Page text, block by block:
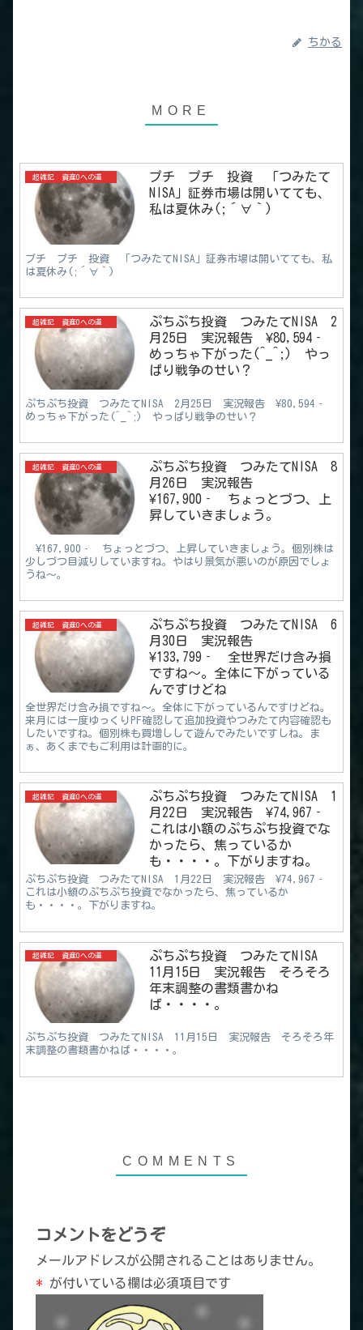
ちかる
超雑記 資産0への道
プチ プチ 投資 「つみたて
NISA」証券市場は開いてても、
私は夏休み(;´∀｀)
プチ プチ 投資 「つみたてNISA」証券市場は開いてても、私
は夏休み(;´∀｀)
超雑記 資産0への道
ぷちぷち投資 つみたてNISA 2
月25日 実況報告 ¥80,594‐
めっちゃ下がった(^_^;) やっ
ぱり戦争のせい？
ぷちぷち投資 つみたてNISA 2月25日 実況報告 ¥80,594‐
めっちゃ下がった(^_^;) やっぱり戦争のせい？
超雑記 資産0への道
ぷちぷち投資 つみたてNISA 8
月26日 実況報告
¥167,900‐ ちょっとづつ、上
昇していきましょう。
¥167,900‐ ちょっとづつ、上昇していきましょう。個別株は
少しづつ目減りしていますね。やはり景気が悪いのが原因でしょ
うね～。
超雑記 資産0への道
ぷちぷち投資 つみたてNISA 6
月30日 実況報告
¥133,799‐ 全世界だけ含み損
ですね～。全体に下がっている
んですけどね
全世界だけ含み損ですね～。全体に下がっているんですけどね。
来月には一度ゆっくりPF確認して追加投資やつみたて内容確認も
したいですね。個別株も買増しして遊んでみたいですしね。ま
ぁ、あくまでもご利用は計画的に。
超雑記 資産0への道
ぷちぷち投資 つみたてNISA 1
月22日 実況報告 ¥74,967‐
これは小額のぷちぷち投資でな
かったら、焦っているか
も・・・・。下がりますね。
ぷちぷち投資 つみたてNISA 1月22日 実況報告 ¥74,967‐
これは小額のぷちぷち投資でなかったら、焦っているか
も・・・・。下がりますね。
超雑記 資産0への道
ぷちぷち投資 つみたてNISA
11月15日 実況報告 そろそろ
年末調整の書類書かね
ば・・・・。
ぷちぷち投資 つみたてNISA 11月15日 実況報告 そろそろ年
末調整の書類書かねば・・・・。
コメントをどうぞ
メールアドレスが公開されることはありません。
* が付いている欄は必須項目です